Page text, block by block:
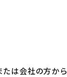
は会社の方か